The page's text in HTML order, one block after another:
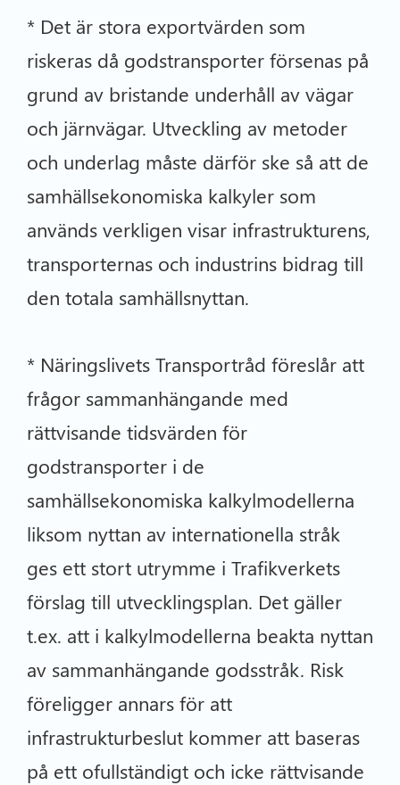
* Det är stora exportvärden som
riskeras då godstransporter försenas på
grund av bristande underhåll av vägar
och järnvägar. Utveckling av metoder
och underlag måste därför ske så att de
samhällsekonomiska kalkyler som
används verkligen visar infrastrukturens,
transporternas och industrins bidrag till
den totala samhällsnyttan.
* Näringslivets Transportråd föreslår att
frågor sammanhängande med
rättvisande tidsvärden för
godstransporter i de
samhällsekonomiska kalkylmodellerna
liksom nyttan av internationella stråk
ges ett stort utrymme i Trafikverkets
förslag till utvecklingsplan. Det gäller
t.ex. att i kalkylmodellerna beakta nyttan
av sammanhängande godsstråk. Risk
föreligger annars för att
infrastrukturbeslut kommer att baseras
på ett ofullständigt och icke rättvisande